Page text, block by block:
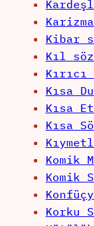
Kibar
Kıl
Kısa
Kısa
Kısa
Komik
Komik
Korku